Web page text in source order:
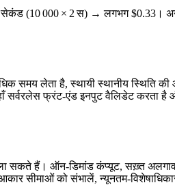
(10 000 × 2 स) → लगभग $0.33।
लेता है, स्थायी स्थानीय स्थिति की
सर्वरलेस फ्रंट‑एंड इनपुट वैलिडेट करता
सकते हैं। ऑन‑डिमांड कंप्यूट, सख़्त
सीमाओं को संभालें,